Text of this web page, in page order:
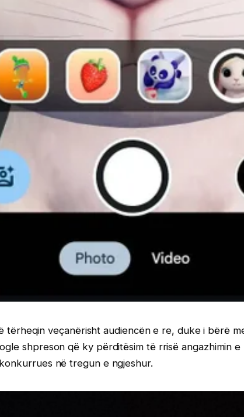
tërheqin veçanërisht audiencën e re, duke i bërë
shpreson që ky përditësim të rrisë angazhimin
në tregun e ngjeshur.